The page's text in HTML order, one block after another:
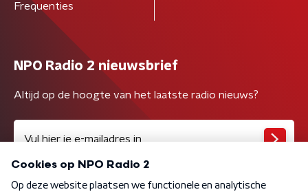
Frequenties
NPO Radio 2 nieuwsbrief
Altijd op de hoogte van het laatste radio nieuws?